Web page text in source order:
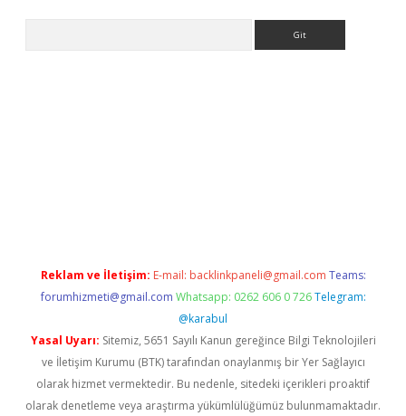
Reklam ve İletişim: E-mail: backlinkpaneli@gmail.com Teams:
forumhizmeti@gmail.com Whatsapp: 0262 606 0 726 Telegram:
@karabul
Yasal Uyarı: Sitemiz, 5651 Sayılı Kanun gereğince Bilgi Teknolojileri
ve İletişim Kurumu (BTK) tarafından onaylanmış bir Yer Sağlayıcı
olarak hizmet vermektedir. Bu nedenle, sitedeki içerikleri proaktif
olarak denetleme veya araştırma yükümlülüğümüz bulunmamaktadır.